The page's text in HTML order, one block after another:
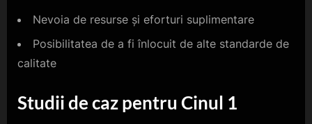
Nevoia de resurse și eforturi suplimentare
Posibilitatea de a fi înlocuit de alte standarde de
calitate
Studii de caz pentru Cinul 1